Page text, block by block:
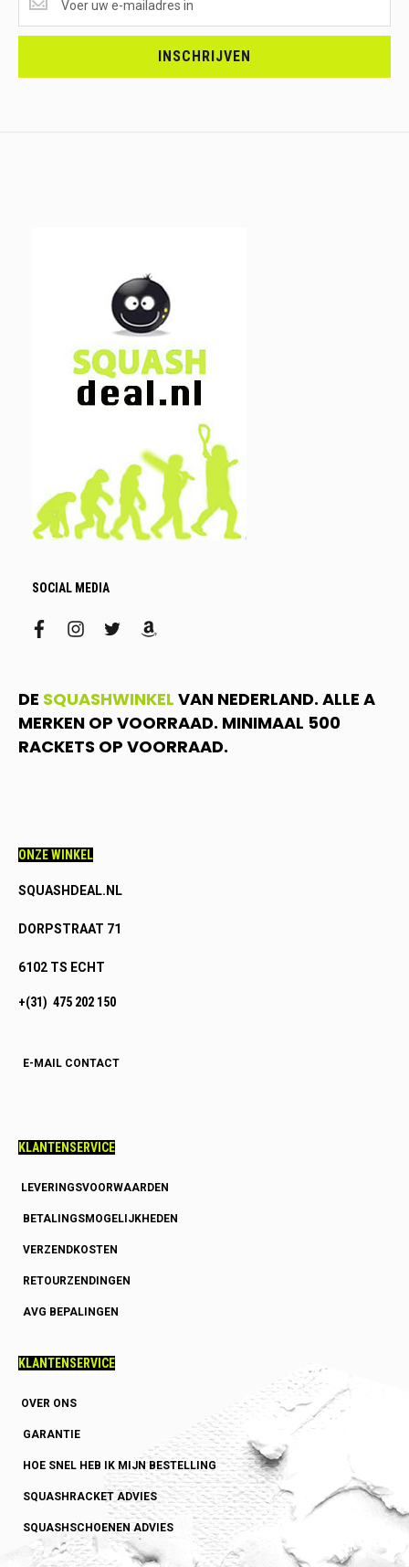
ONTVANGEN?
<br>SCHRIJF
INSCHRIJVEN
SOCIAL MEDIA
facebookinstagram
twitteramazon
DE SQUASHWINKEL VAN NEDERLAND. ALLE A
MERKEN OP VOORRAAD. MINIMAAL 500
RACKETS OP VOORRAAD.
ONZE WINKEL
SQUASHDEAL.NL
DORPSTRAAT 71
6102 TS ECHT
+(31) 475 202 150
E-MAIL CONTACT
KLANTENSERVICE
LEVERINGSVOORWAARDEN
BETALINGSMOGELIJKHEDEN
VERZENDKOSTEN
RETOURZENDINGEN
AVG BEPALINGEN
KLANTENSERVICE
OVER ONS
GARANTIE
HOE SNEL HEB IK MIJN BESTELLING
SQUASHRACKET ADVIES
SQUASHSCHOENEN ADVIES